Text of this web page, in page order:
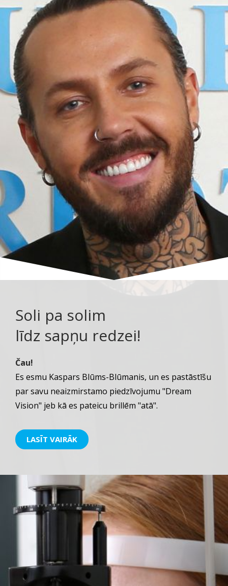
Soli pa solim
līdz sapņu redzei!
Čau!
Es esmu Kaspars Blūms-Blūmanis, un es pastāstīšu
par savu neaizmirstamo piedzīvojumu "Dream
Vision" jeb kā es pateicu brillēm "atā".
LASĪT VAIRĀK